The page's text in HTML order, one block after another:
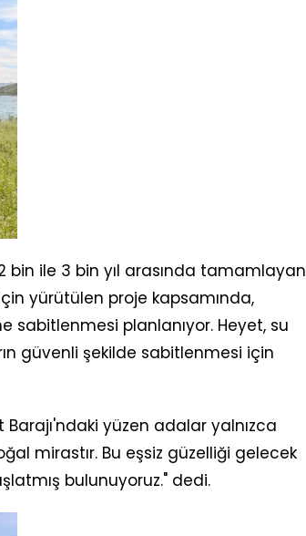
ile 3 bin yıl arasında tamamlayan
yürütülen proje kapsamında,
sabitlenmesi planlanıyor. Heyet, su
güvenli şekilde sabitlenmesi için
yüzen adalar yalnızca
mirastır. Bu eşsiz güzelliği gelecek
bulunuyoruz." dedi.